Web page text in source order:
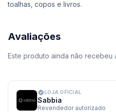
toalhas, copos e livros.
Avaliações
Este produto ainda não recebeu
LOJA OFICIAL
Sabbia
Revendedor autorizado